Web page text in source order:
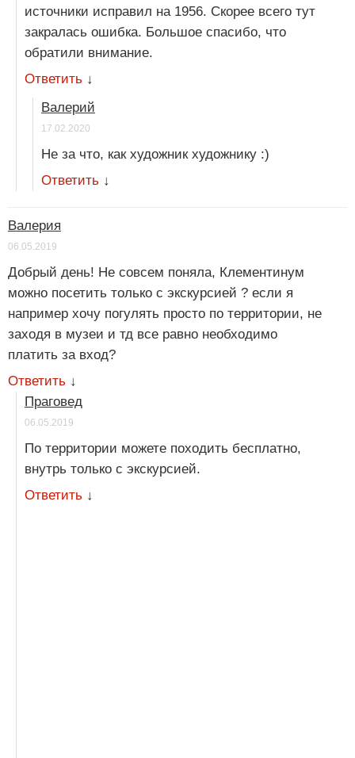
источники исправил на 1956. Скорее всего тут
закралась ошибка. Большое спасибо, что
обратили внимание.
Ответить ↓
Валерий
17.02.2020
Не за что, как художник художнику :)
Ответить ↓
Валерия
06.05.2019
Добрый день! Не совсем поняла, Клементинум
можно посетить только с экскурсией ? если я
например хочу погулять просто по территории, не
заходя в музеи и тд все равно необходимо
платить за вход?
Ответить ↓
Праговед
06.05.2019
По территории можете походить бесплатно,
внутрь только с экскурсией.
Ответить ↓